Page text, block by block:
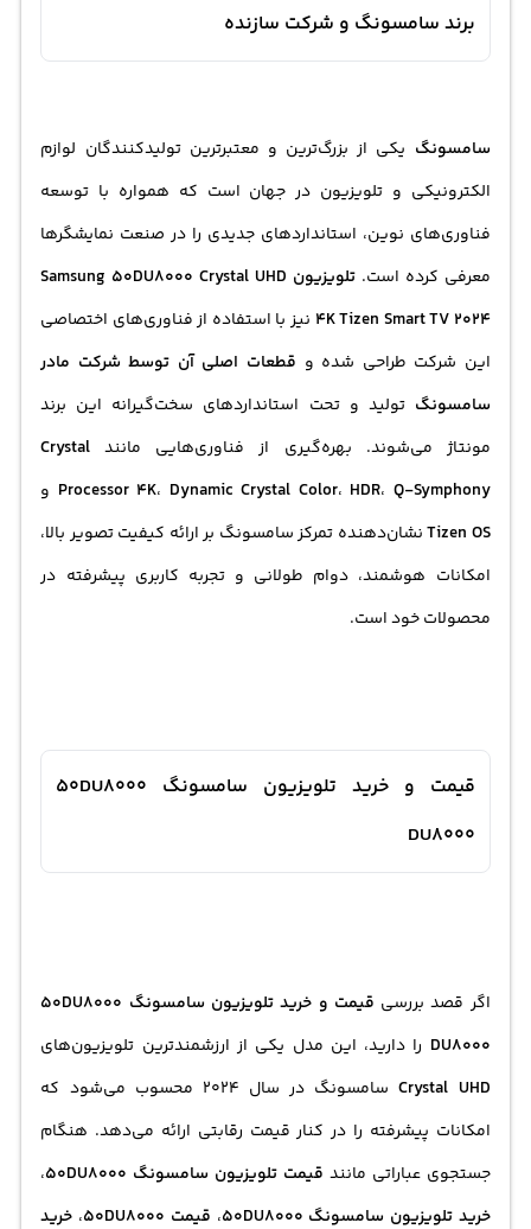
برند سامسونگ و شرکت سازنده
سامسونگ یکی از بزرگ‌ترین و معتبرترین تولیدکنندگان لوازم
الکترونیکی و تلویزیون در جهان است که همواره با توسعه
فناوری‌های نوین، استانداردهای جدیدی را در صنعت نمایشگرها
معرفی کرده است.
تلویزیون Samsung 50DU8000 Crystal UHD
4K Tizen Smart TV 2024 نیز با استفاده از فناوری‌های اختصاصی
این شرکت طراحی شده و قطعات اصلی آن توسط شرکت مادر
سامسونگ تولید و تحت استانداردهای سخت‌گیرانه این برند
مونتاژ می‌شوند. بهره‌گیری از فناوری‌هایی مانند Crystal
Processor 4K، Dynamic Crystal Color، HDR، Q-Symphony
و
Tizen OSنشان‌دهنده تمرکز سامسونگ بر ارائه کیفیت تصویر بالا،
امکانات هوشمند، دوام طولانی و تجربه کاربری پیشرفته در
محصولات خود است.
قیمت و خرید تلویزیون سامسونگ 50DU8000
DU8000
اگر قصد بررسی قیمت و خرید تلویزیون
سامسونگ 50DU8000
DU8000 را دارید، این مدل یکی از ارزشمندترین تلویزیون‌های
Crystal UHD
سامسونگ در سال 2024 محسوب می‌شود که
امکانات پیشرفته را در کنار قیمت رقابتی ارائه می‌دهد. هنگام
جستجوی عباراتی مانند قیمت تلویزیون سامسونگ 50DU8000
،
خرید تلویزیون سامسونگ 50DU8000
، قیمت 50DU8000 ، خرید